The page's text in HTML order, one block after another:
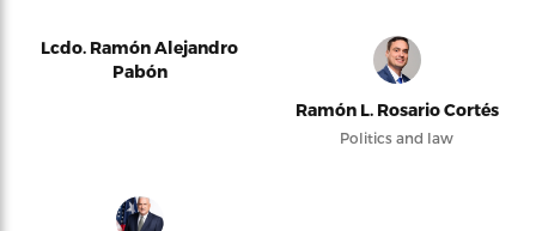
Lcdo. Ramón Alejandro
Pabón
Ramón L. Rosario Cortés
Politics and law